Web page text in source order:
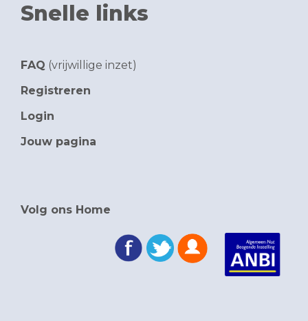
Snelle links
FAQ (vrijwillige inzet)
Registreren
Login
Jouw pagina
Volg ons Home